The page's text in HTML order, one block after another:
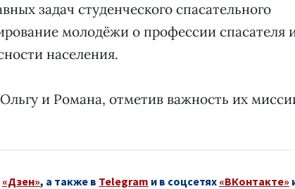
задач студенческого спасательного
молодёжи о профессии спасателя
населения.
и Романа, отметив важность их
«Дзен», а также в Telegram и в соцсетях «ВКонтакте»